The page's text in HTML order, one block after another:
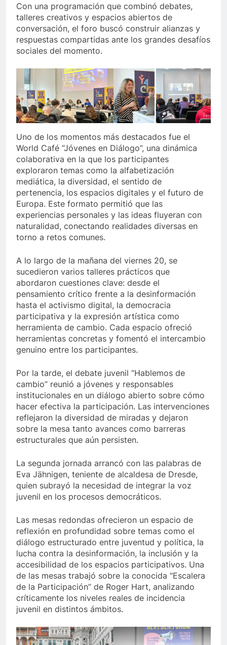
Con una programación que combinó debates,
talleres creativos y espacios abiertos de
conversación, el foro buscó construir alianzas y
respuestas compartidas ante los grandes desafíos
sociales del momento.
Uno de los momentos más destacados fue el
World Café “Jóvenes en Diálogo”, una dinámica
colaborativa en la que los participantes
exploraron temas como la alfabetización
mediática, la diversidad, el sentido de
pertenencia, los espacios digitales y el futuro de
Europa. Este formato permitió que las
experiencias personales y las ideas fluyeran con
naturalidad, conectando realidades diversas en
torno a retos comunes.
A lo largo de la mañana del viernes 20, se
sucedieron varios talleres prácticos que
abordaron cuestiones clave: desde el
pensamiento crítico frente a la desinformación
hasta el activismo digital, la democracia
participativa y la expresión artística como
herramienta de cambio. Cada espacio ofreció
herramientas concretas y fomentó el intercambio
genuino entre los participantes.
Por la tarde, el debate juvenil “Hablemos de
cambio” reunió a jóvenes y responsables
institucionales en un diálogo abierto sobre cómo
hacer efectiva la participación. Las intervenciones
reflejaron la diversidad de miradas y dejaron
sobre la mesa tanto avances como barreras
estructurales que aún persisten.
La segunda jornada arrancó con las palabras de
Eva Jähnigen, teniente de alcaldesa de Dresde,
quien subrayó la necesidad de integrar la voz
juvenil en los procesos democráticos.
Las mesas redondas ofrecieron un espacio de
reflexión en profundidad sobre temas como el
diálogo estructurado entre juventud y política, la
lucha contra la desinformación, la inclusión y la
accesibilidad de los espacios participativos. Una
de las mesas trabajó sobre la conocida “Escalera
de la Participación” de Roger Hart, analizando
críticamente los niveles reales de incidencia
juvenil en distintos ámbitos.